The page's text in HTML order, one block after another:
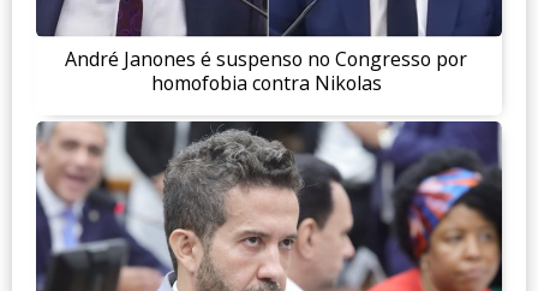
André Janones é suspenso no Congresso por
homofobia contra Nikolas